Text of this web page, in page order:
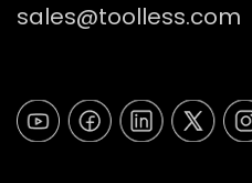
sales@toolless.com